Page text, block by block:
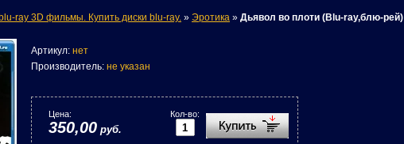
ray 3D фильмы. Купить диски blu-ray. » Эротика » Дьявол во плоти (Blu-ray,блю-рей)
Артикул: нет
Производитель: не указан
Кол-во:
Цена:
350,00 руб.